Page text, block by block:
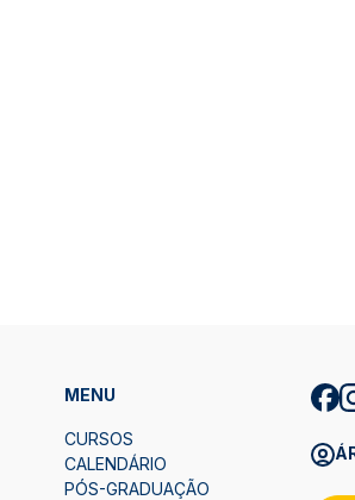
MENU
CURSOS
CALENDÁRIO
PÓS-GRADUAÇÃO